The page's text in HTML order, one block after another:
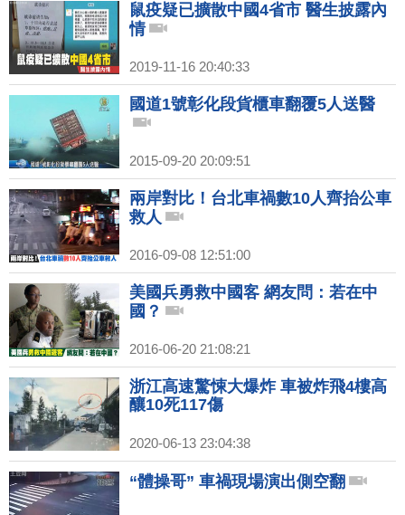
鼠疫疑已擴散中國4省市 醫生披露內
情
2019-11-16 20:40:33
國道1號彰化段貨櫃車翻覆5人送醫
2015-09-20 20:09:51
兩岸對比！台北車禍數10人齊抬公車
救人
2016-09-08 12:51:00
美國兵勇救中國客 網友問：若在中
國？
2016-06-20 21:08:21
浙江高速驚悚大爆炸 車被炸飛4樓高
釀10死117傷
2020-06-13 23:04:38
“體操哥” 車禍現場演出側空翻